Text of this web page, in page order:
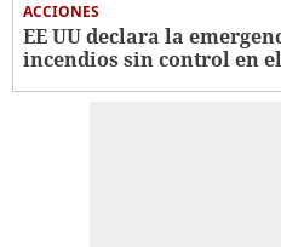
ACCIONES
EE UU declara la
incendios sin control en